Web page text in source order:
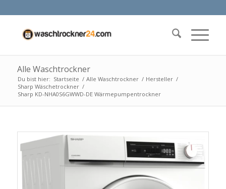
Alle Waschtrockner
Du bist hier: Startseite / Alle Waschtrockner / Hersteller /
Sharp Wäschetrockner /
Sharp KD-NHA0S6GWWD-DE Wärmepumpentrockner